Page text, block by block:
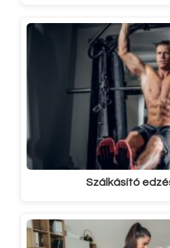
Szálkásító